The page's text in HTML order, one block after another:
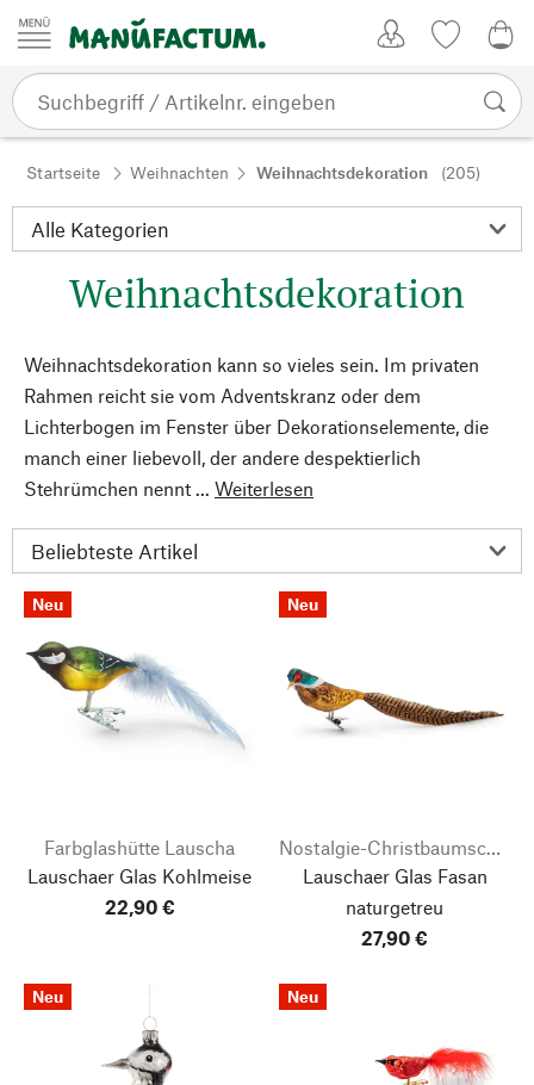
Zum Inhalt springen
Startseite Weihnachten Weihnachtsdekoration (205)
Weihnachtsdekoration
Weihnachtsdekoration kann so vieles sein. Im privaten
Rahmen reicht sie vom Adventskranz oder dem
Lichterbogen im Fenster über Dekorationselemente, die
manch einer liebevoll, der andere despektierlich
Stehrümchen nennt ... Weiterlesen
Neu
Farbglashütte Lauscha
Lauschaer Glas Kohlmeise
22,90 €
Neu
Nostalgie-Christbaumschmuck
Lauschaer Glas Fasan
naturgetreu
27,90 €
Neu Neu